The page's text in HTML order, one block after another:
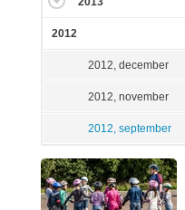
2012
2012, december
2012, november
2012, september